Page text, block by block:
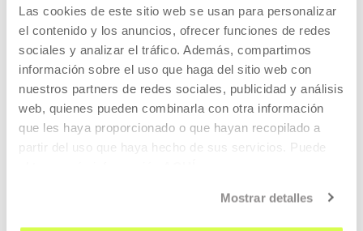
Las cookies de este sitio web se usan para personalizar
el contenido y los anuncios, ofrecer funciones de redes
sociales y analizar el tráfico. Además, compartimos
información sobre el uso que haga del sitio web con
nuestros partners de redes sociales, publicidad y análisis
web, quienes pueden combinarla con otra información
que les haya proporcionado o que hayan recopilado a
partir del uso que haya hecho de sus servicios. Puede
Mostrar detalles
MÁS INFORMACIÓN
Leonardo Van Dijl